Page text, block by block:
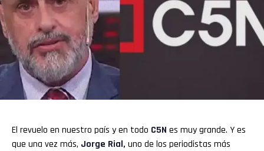
El revuelo en nuestro país y en todo C5N es muy grande. Y es
que una vez más, Jorge Rial, uno de los periodistas más